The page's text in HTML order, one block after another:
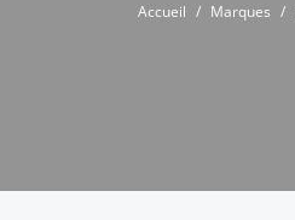
Accueil Marques